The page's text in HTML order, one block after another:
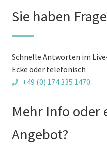
Kunststoff
und
Außenofen
nr.
t109)
Menge
Sie haben
Schnelle Antworten im
Ecke oder telefonisch
+49 (0) 174 335 1470.
Mehr Info oder
Angebot?